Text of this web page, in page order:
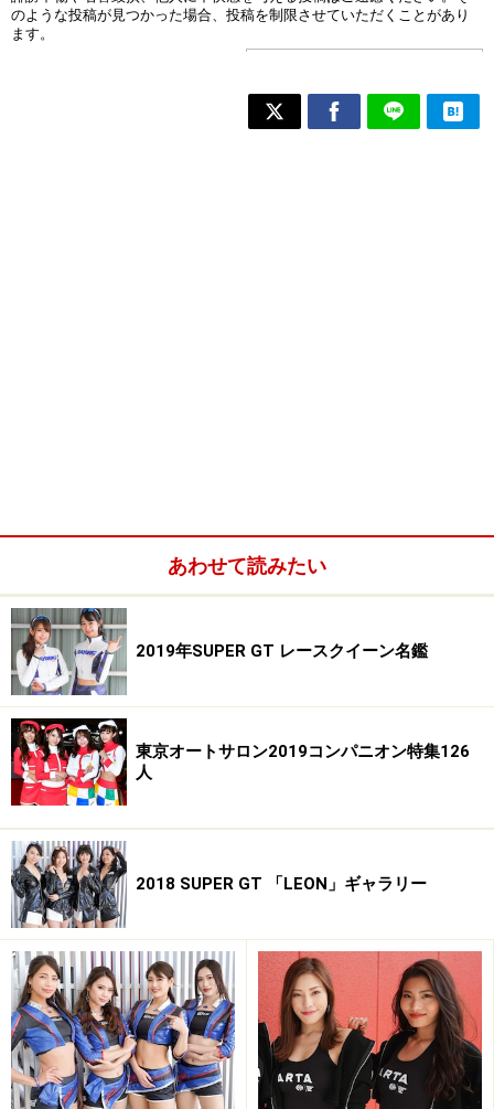
あわせて読みたい
2019年SUPER GT レースクイーン名鑑
東京オートサロン2019コンパニオン特集126
人
2018 SUPER GT 「LEON」ギャラリー